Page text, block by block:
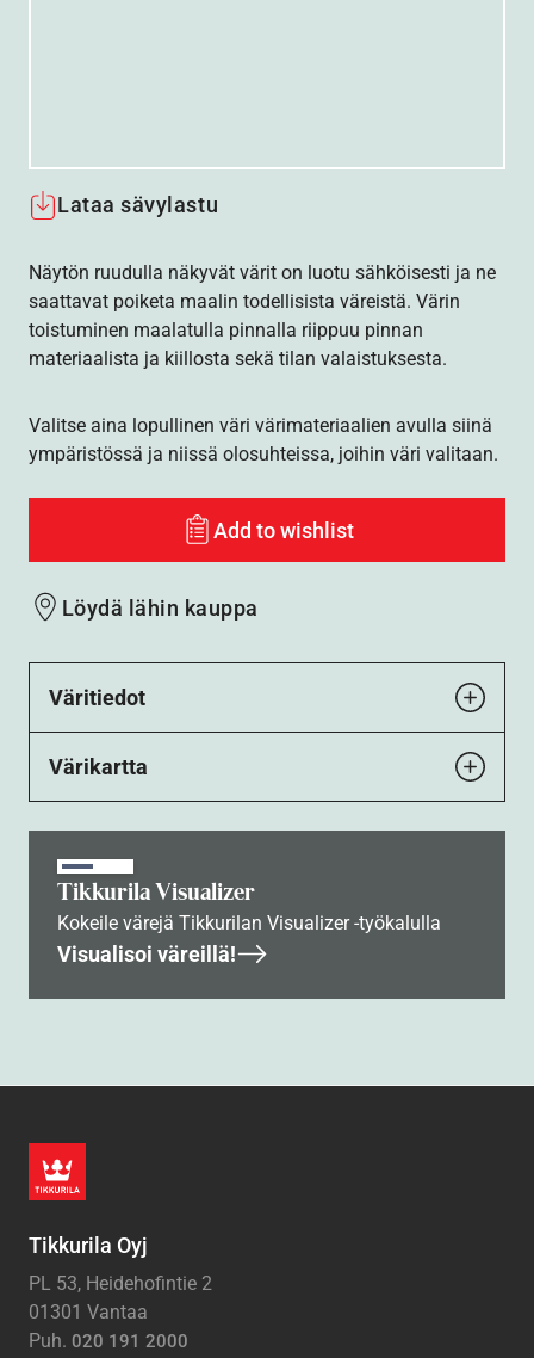
Lataa sävylastu
Näytön ruudulla näkyvät värit on luotu sähköisesti ja ne
saattavat poiketa maalin todellisista väreistä. Värin
toistuminen maalatulla pinnalla riippuu pinnan
materiaalista ja kiillosta sekä tilan valaistuksesta.
Valitse aina lopullinen väri värimateriaalien avulla siinä
ympäristössä ja niissä olosuhteissa, joihin väri valitaan.
Add to wishlist
Löydä lähin kauppa
Väritiedot
Värikartta
Tikkurila Visualizer
Kokeile värejä Tikkurilan Visualizer -työkalulla
Visualisoi väreillä!
Tikkurila Oyj
PL 53, Heidehofintie 2
01301 Vantaa
Puh. 020 191 2000